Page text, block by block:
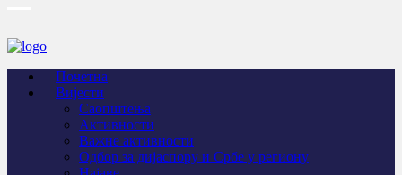
Почетна
Вијести
Саопштења
Активности
Важне активности
Одбор за дијаспору и Србе у региону